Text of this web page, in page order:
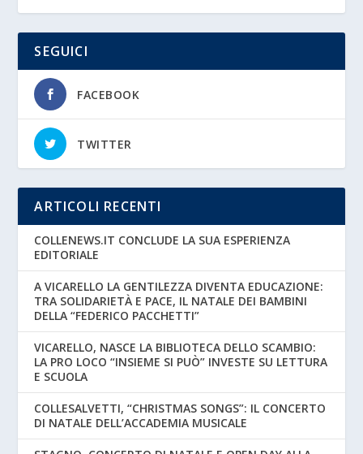
SEGUICI
FACEBOOK
TWITTER
ARTICOLI RECENTI
COLLENEWS.IT CONCLUDE LA SUA ESPERIENZA
EDITORIALE
A VICARELLO LA GENTILEZZA DIVENTA EDUCAZIONE:
TRA SOLIDARIETÀ E PACE, IL NATALE DEI BAMBINI
DELLA “FEDERICO PACCHETTI”
VICARELLO, NASCE LA BIBLIOTECA DELLO SCAMBIO:
LA PRO LOCO “INSIEME SI PUÒ” INVESTE SU LETTURA
E SCUOLA
COLLESALVETTI, “CHRISTMAS SONGS”: IL CONCERTO
DI NATALE DELL’ACCADEMIA MUSICALE